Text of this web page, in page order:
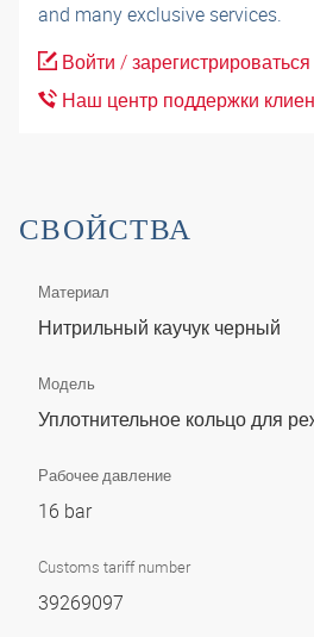
and many exclusive services.
Войти / зарегистрироваться
Наш центр поддержки
СВОЙСТВА
Материал
Нитрильный каучук черный
Модель
Уплотнительное кольцо для
Рабочее давление
16 bar
Customs tariff number
39269097